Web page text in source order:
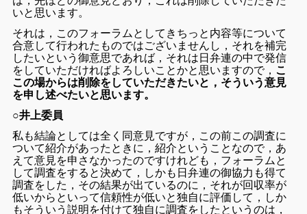
いと思います。
それは，このフォーラムとしてきちっと内容等について
合意して行われたものではございませんし，それを補完
したいという御意思であれば，それは日弁連の中で発信
をしていただければよろしいことかと思いますので， こ
この場からは削除をしていただきたいと，そういう意見
を申し述べたいと思います。
○井上委員
私も結論としては全く同意見ですが，この前この調査に
ついて紹介があったときに，紹介ということなので，あ
えて意見を申さなかったのですけれども，フォーラムと
して調査をすると決めて，しかも日弁連の御協力も得て
調査をした，その結果が出ているのに，それが回収率が
低いからといって信頼性が低いと独自に評価して，しか
もそういう説明を付けて独自に調査をしたというのは，